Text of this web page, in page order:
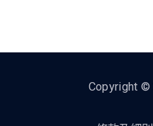
Copyright ©